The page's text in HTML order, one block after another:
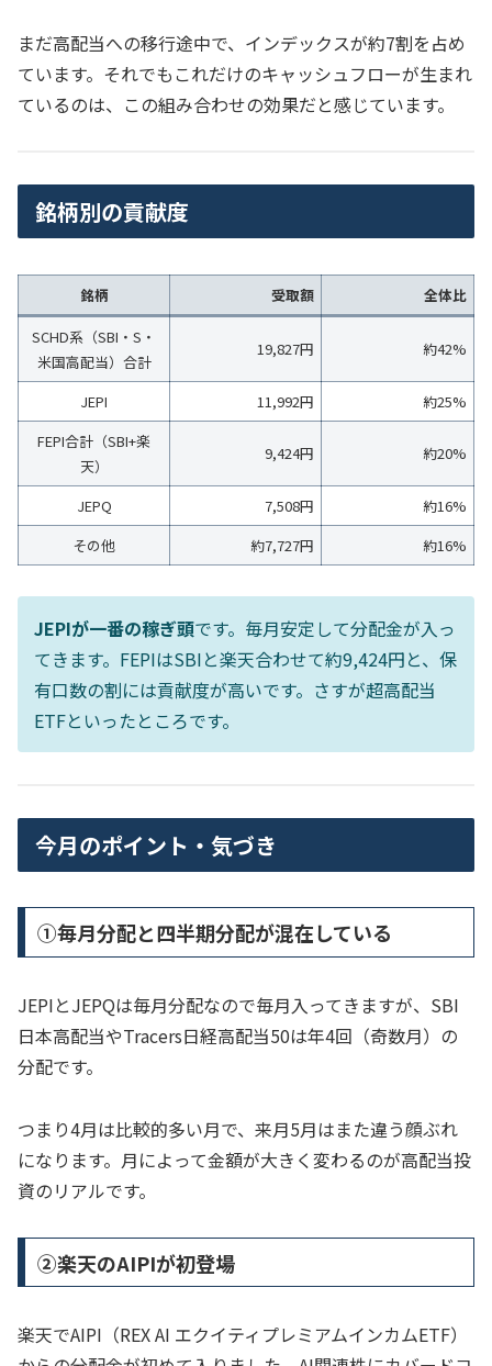
まだ高配当への移行途中で、インデックスが約7割を占め
ています。それでもこれだけのキャッシュフローが生まれ
ているのは、この組み合わせの効果だと感じています。
銘柄別の貢献度
銘柄 受取額
全体比
SCHD系（SBI・S・
米国高配当）合計
19,827円 約42%
JEPI 11,992円
約25%
FEPI合計（SBI+楽
天）
9,424円 約20%
JEPQ 7,508円
約16%
その他
約7,727円 約16%
JEPIが一番の稼ぎ頭です。毎月安定して分配金が入っ
てきます。FEPIはSBIと楽天合わせて約9,424円と、保
有口数の割には貢献度が高いです。さすが超高配当
ETFといったところです。
今月のポイント・気づき
①毎月分配と四半期分配が混在している
JEPIとJEPQは毎月分配なので毎月入ってきますが、SBI
日本高配当やTracers日経高配当50は年4回（奇数月）の
分配です。
つまり4月は比較的多い月で、来月5月はまた違う顔ぶれ
になります。月によって金額が大きく変わるのが高配当投
資のリアルです。
②楽天のAIPIが初登場
楽天でAIPI（REX AI エクイティプレミアムインカムETF）